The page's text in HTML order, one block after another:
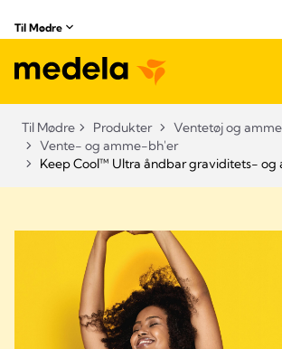
Til Mødre
Til Mødre Produkter
Ventetøj og
Vente- og amme-bh'er
Keep Cool™ Ultra åndbar graviditets-